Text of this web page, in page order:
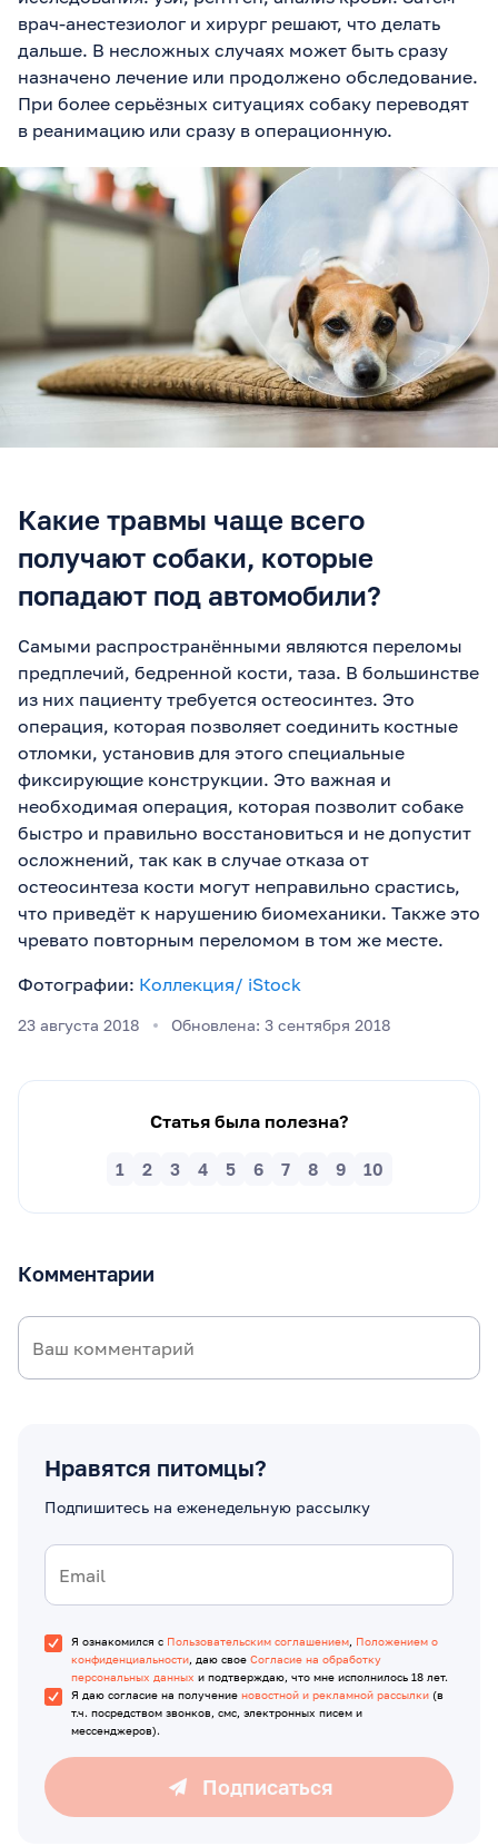
врач-анестезиолог и хирург решают, что делать
дальше. В несложных случаях может быть сразу
назначено лечение или продолжено обследование.
При более серьёзных ситуациях собаку переводят
в реанимацию или сразу в операционную.
Какие травмы чаще всего
получают собаки, которые
попадают под автомобили?
Самыми распространёнными являются переломы
предплечий, бедренной кости, таза. В большинстве
из них пациенту требуется остеосинтез. Это
операция, которая позволяет соединить костные
отломки, установив для этого специальные
фиксирующие конструкции. Это важная и
необходимая операция, которая позволит собаке
быстро и правильно восстановиться и не допустит
осложнений, так как в случае отказа от
остеосинтеза кости могут неправильно срастись,
что приведёт к нарушению биомеханики. Также это
чревато повторным переломом в том же месте.
Фотографии: Коллекция/ iStock
23 августа 2018 Обновлена: 3 сентября 2018
Статья была полезна?
10
9
8
7
6
5
4
3
2
1
Комментарии
Нравятся питомцы?
Подпишитесь на еженедельную рассылку
Я ознакомился с Пользовательским соглашением, Положением о
конфиденциальности, даю свое Согласие на обработку
персональных данных и подтверждаю, что мне исполнилось 18 лет.
Я даю согласие на получение новостной и рекламной рассылки (в
т.ч. посредством звонков, смс, электронных писем и
мессенджеров).
Подписаться